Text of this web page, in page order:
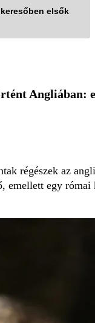
elsők
régészek az
emellett egy